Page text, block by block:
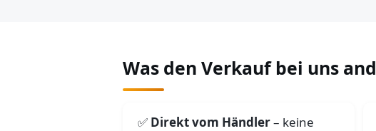
Was den Verkauf bei uns
Direkt vom Händler– keine